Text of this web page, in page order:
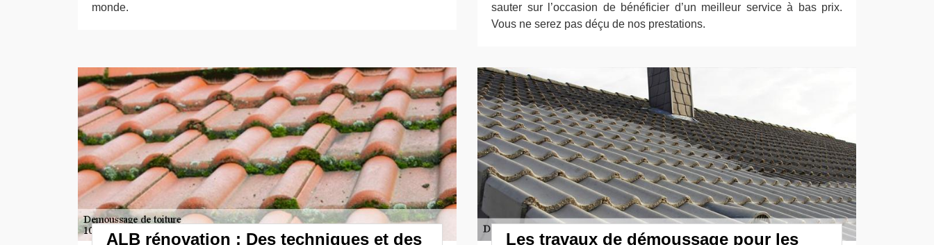
monde.
sauter sur l’occasion de bénéficier d’un meilleur service à bas prix.
Vous ne serez pas déçu de nos prestations.
ALB rénovation : Des techniques et des
Les travaux de démoussage pour les